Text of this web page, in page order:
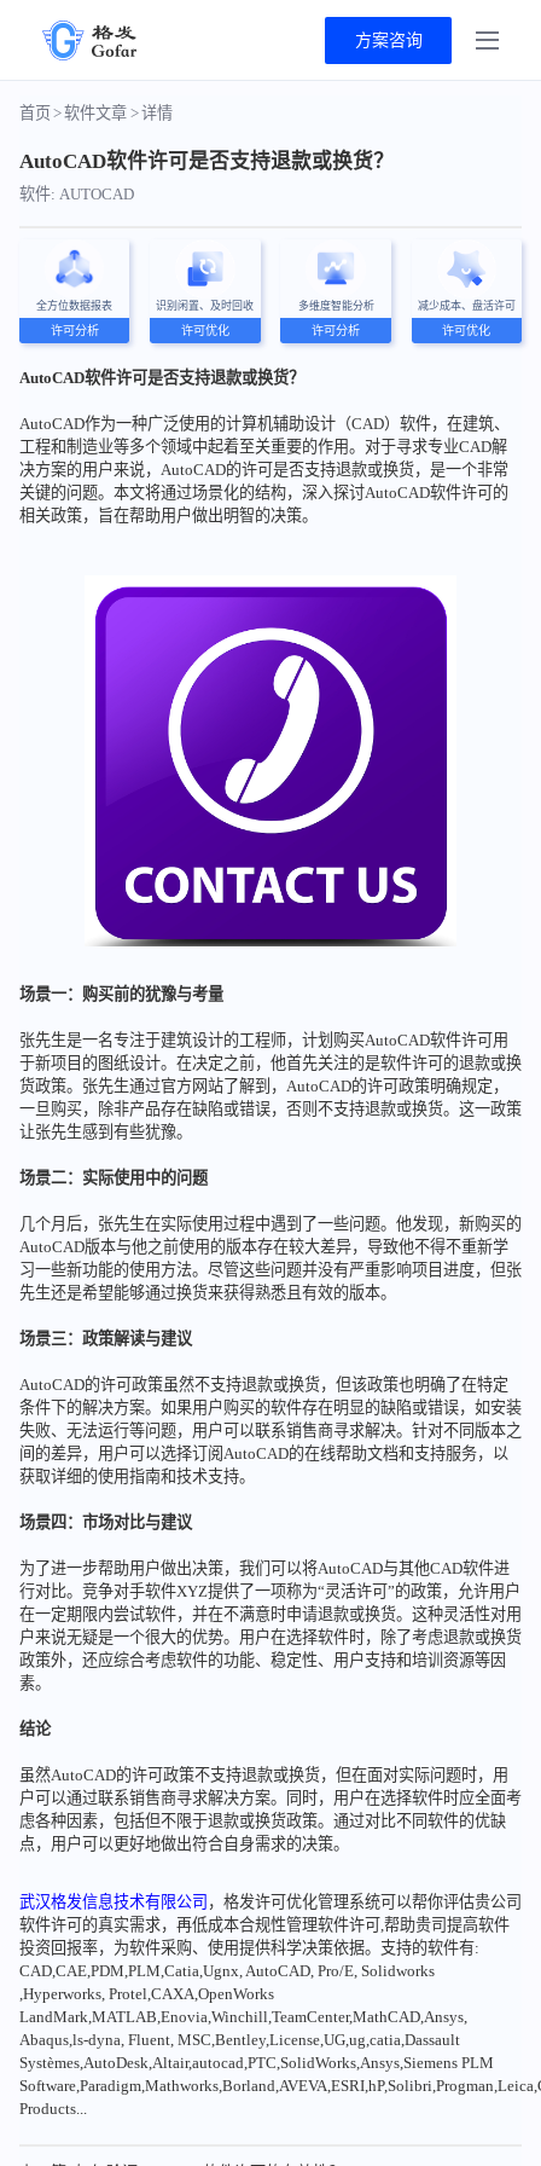
方案咨询
首页>软件文章 >详情
AutoCAD软件许可是否支持退款或换货？
软件: AUTOCAD
全方位数据报表
许可分析
识别闲置、及时回收
许可优化
多维度智能分析
许可分析
减少成本、盘活许可
许可优化
AutoCAD软件许可是否支持退款或换货？
AutoCAD作为一种广泛使用的计算机辅助设计（CAD）软件，在建筑、
工程和制造业等多个领域中起着至关重要的作用。对于寻求专业CAD解
决方案的用户来说，AutoCAD的许可是否支持退款或换货，是一个非常
关键的问题。本文将通过场景化的结构，深入探讨AutoCAD软件许可的
相关政策，旨在帮助用户做出明智的决策。
场景一：购买前的犹豫与考量
张先生是一名专注于建筑设计的工程师，计划购买AutoCAD软件许可用
于新项目的图纸设计。在决定之前，他首先关注的是软件许可的退款或换
货政策。张先生通过官方网站了解到，AutoCAD的许可政策明确规定，
一旦购买，除非产品存在缺陷或错误，否则不支持退款或换货。这一政策
让张先生感到有些犹豫。
场景二：实际使用中的问题
几个月后，张先生在实际使用过程中遇到了一些问题。他发现，新购买的
AutoCAD版本与他之前使用的版本存在较大差异，导致他不得不重新学
习一些新功能的使用方法。尽管这些问题并没有严重影响项目进度，但张
先生还是希望能够通过换货来获得熟悉且有效的版本。
场景三：政策解读与建议
AutoCAD的许可政策虽然不支持退款或换货，但该政策也明确了在特定
条件下的解决方案。如果用户购买的软件存在明显的缺陷或错误，如安装
失败、无法运行等问题，用户可以联系销售商寻求解决。针对不同版本之
间的差异，用户可以选择订阅AutoCAD的在线帮助文档和支持服务，以
获取详细的使用指南和技术支持。
场景四：市场对比与建议
为了进一步帮助用户做出决策，我们可以将AutoCAD与其他CAD软件进
行对比。竞争对手软件XYZ提供了一项称为“灵活许可”的政策，允许用户
在一定期限内尝试软件，并在不满意时申请退款或换货。这种灵活性对用
户来说无疑是一个很大的优势。用户在选择软件时，除了考虑退款或换货
政策外，还应综合考虑软件的功能、稳定性、用户支持和培训资源等因
素。
结论
虽然AutoCAD的许可政策不支持退款或换货，但在面对实际问题时，用
户可以通过联系销售商寻求解决方案。同时，用户在选择软件时应全面考
虑各种因素，包括但不限于退款或换货政策。通过对比不同软件的优缺
点，用户可以更好地做出符合自身需求的决策。
武汉格发信息技术有限公司 ，格发许可优化管理系统可以帮你评估贵公司
软件许可的真实需求，再低成本合规性管理软件许可,帮助贵司提高软件
投资回报率，为软件采购、使用提供科学决策依据。支持的软件有:
CAD,CAE,PDM,PLM,Catia,Ugnx, AutoCAD, Pro/E, Solidworks
,Hyperworks, Protel,CAXA,OpenWorks
LandMark,MATLAB,Enovia,Winchill,TeamCenter,MathCAD,Ansys,
Abaqus,ls-dyna, Fluent, MSC,Bentley,License,UG,ug,catia,Dassault
Systèmes,AutoDesk,Altair,autocad,PTC,SolidWorks,Ansys,Siemens PLM
Products...